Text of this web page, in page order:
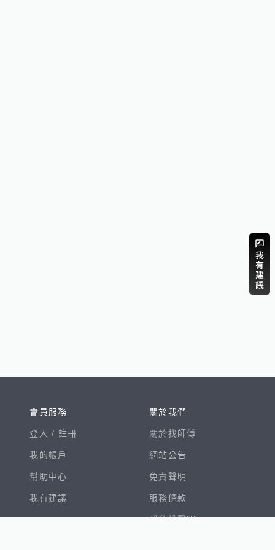
會員服務
登入 / 註冊
我的帳戶
幫助中心
我有建議
關於我們
關於找師傅
網站公告
免責聲明
服務條款
隱私權聲明